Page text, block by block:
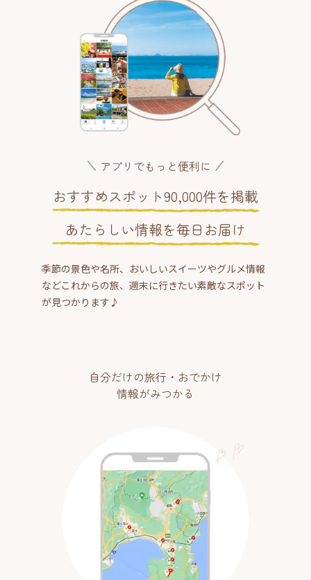
アプリでもっと便利に
おすすめスポット90,000件を掲載
あたらしい情報を毎日お届け
季節の景色や名所、おいしいスイーツやグルメ情報
などこれからの旅、週末に行きたい素敵なスポット
が見つかります♪
自分だけの旅行・おでかけ
情報がみつかる